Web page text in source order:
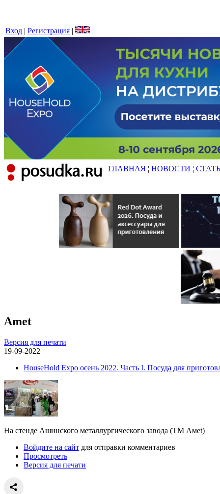
Вход | Регистрация |
ГЛАВНАЯ ¦ НОВОСТИ ¦
Amet
Версия для печати
19-09-2022
HouseHold Expo осень 2022. Часть I. Посуда для
На стенде Ашинского металлургического завода (ТМ Aмet)
Войдите на сайт для отправки комментариев
Просмотреть
Версия для печати